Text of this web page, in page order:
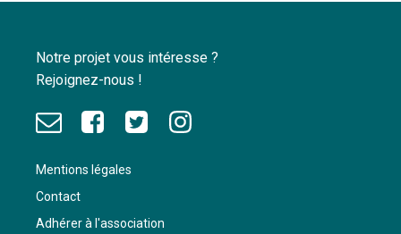
Notre projet vous intéresse ?
Rejoignez-nous !
Mentions légales
Contact
Adhérer à l'association